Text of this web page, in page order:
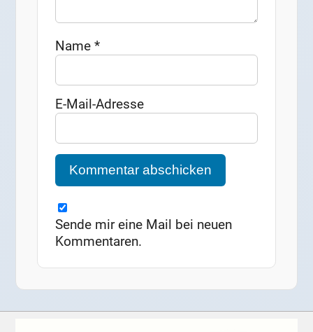
Name*
E-Mail-Adresse
Sende mir eine Mail bei neuen
Kommentaren.